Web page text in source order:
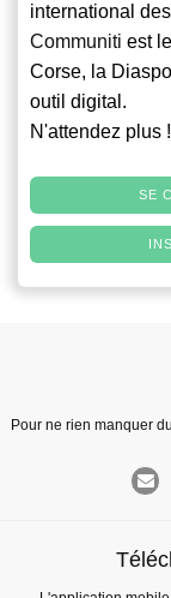
international
Communiti est
Corse, la
outil digital.
N'attendez plus
SE
Pour ne rien manquer